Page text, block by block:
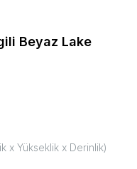
Beyaz Lake
x Yükseklik x Derinlik)